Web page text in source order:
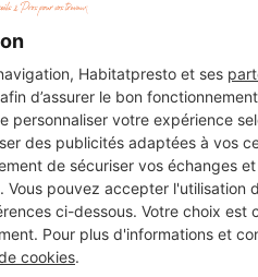
Habitatpresto et ses
d’assurer le bon
personnaliser votre expérience
des publicités adaptées à vos
de sécuriser vos échanges
Vous pouvez accepter l'utilisation
ci-dessous. Votre choix est
Pour plus d'informations et
cookies.
Légal
Charte cookies
nous